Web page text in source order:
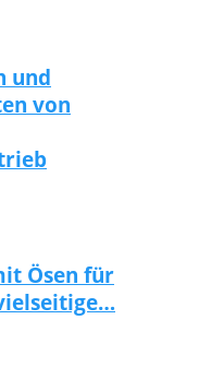
und
von
Ösen für